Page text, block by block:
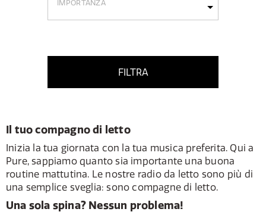
FILTRA
Il tuo compagno di letto
Inizia la tua giornata con la tua musica preferita. Qui a
Pure, sappiamo quanto sia importante una buona
routine mattutina. Le nostre radio da letto sono più di
una semplice sveglia: sono compagne di letto.
Una sola spina? Nessun problema!